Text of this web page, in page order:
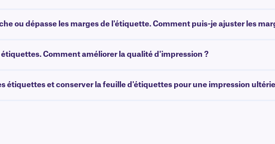
ou dépasse les marges de l'étiquette. Comment puis-je ajuster les
étiquettes. Comment améliorer la qualité d'impression ?
étiquettes et conserver la feuille d'étiquettes pour une impression